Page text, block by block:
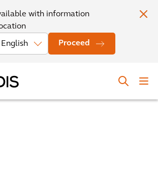
with information
Proceed